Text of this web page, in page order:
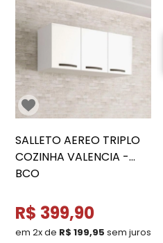
SALLETO AEREO TRIPLO
COZINHA VALENCIA -
BCO
R$ 399,90
em 2x de R$ 199,95 sem juros